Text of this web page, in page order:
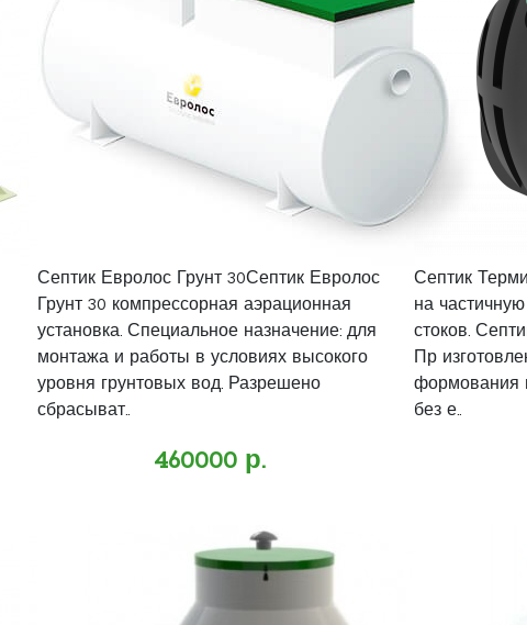
Септик Евролос Грунт 30Септик Евролос
Грунт 30 компрессорная аэрационная
установка. Специальное назначение: для
монтажа и работы в условиях высокого
уровня грунтовых вод. Разрешено
сбрасыват..
460000 р.
Септик
на частичную
стоков.
Пр
формования
без е..